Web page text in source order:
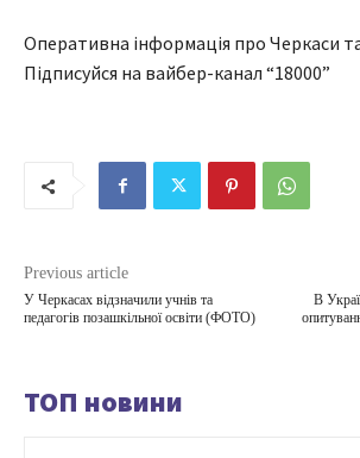
Оперативна інформація про Черкаси
Підписуйся на вайбер-канал “18000”
Previous article
У Черкасах відзначили учнів та
педагогів позашкільної освіти (ФОТО)
В
ТОП новини